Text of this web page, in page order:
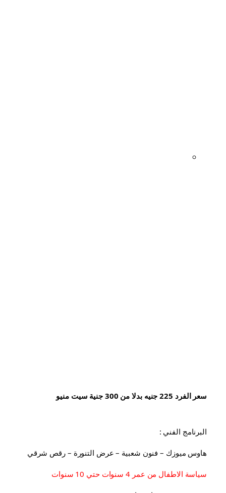
سعر الفرد 225 جنيه بدلا من 300 جنية سيت منيو
البرنامج الفني :
هاوس ميوزك – فنون شعبية – عرض التنورة – رقص شرقي
سياسة الاطفال من عمر 4 سنوات حتي 10 سنوات